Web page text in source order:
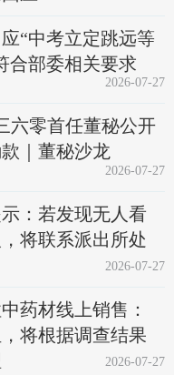
“中考立定跳远等
合部委相关要求
2026-07-27
六零首任董秘公开
｜董秘沙龙
2026-07-27
：若发现无人看
将联系派出所处
2026-07-27
药材线上销售：
将根据调查结果
2026-07-27